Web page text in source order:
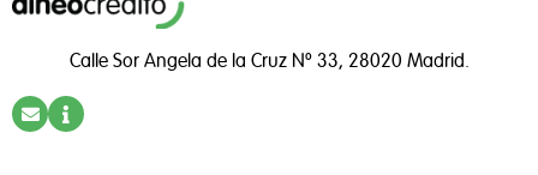
Calle Sor Angela de la Cruz Nº 33, 28020 Madrid.